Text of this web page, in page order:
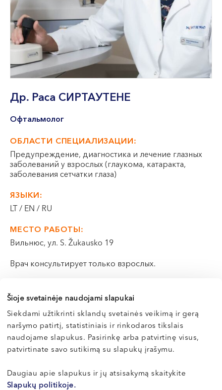
Šioje svetainėje naudojami slapukai
Siekdami užtikrinti sklandų svetainės veikimą ir gerą
naršymo patirtį, statistiniais ir rinkodaros tikslais
naudojame slapukus. Pasirinkę arba patvirtinę visus,
patvirtinate savo sutikimą su slapukų įrašymu.
Daugiau apie slapukus ir jų atsisakymą skaitykite
Slapukų politikoje.
VII --
Клайпеда
ул. Dragūnų 2
Часы работы:
I-V 08:00 - 20:00
VI, VII --
ул. Naujoji Uosto 9
I-V 08:00 - 20:00
VI 09:00 - 15:00
VII --
Кретинга
Часы работы:
VI, VII --
Др. Раса СИРТАУТЕНЕ
Офтальмолог
ОБЛАСТИ СПЕЦИАЛИЗАЦИИ:
Предупреждение, диагностика и лечение глазных
заболеваний у взрослых (глаукома, катаракта,
заболевания сетчатки глаза)
ЯЗЫКИ:
LT / EN / RU
МЕСТО РАБОТЫ:
Вильнюс, ул. S. Žukausko 19
Врач консультирует только взрослых.
Биография
Профессиональная деятельность